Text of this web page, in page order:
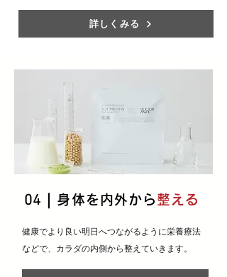
詳しくみる
04｜ 身体を内外から 整える
​健康でより良い明日へつながるように栄養療法
などで、 カラダの内側から整えていきます。